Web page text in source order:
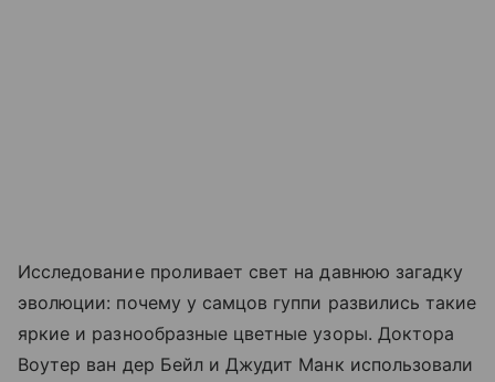
Исследование проливает свет на давнюю загадку
эволюции: почему у самцов гуппи развились такие
яркие и разнообразные цветные узоры. Доктора
Воутер ван дер Бейл и Джудит Манк использовали